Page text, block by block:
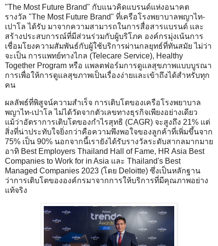
"The Most Future Brand" กับแนวคิดแบรนด์แห่งอนาคต
รางวัล "The Most Future Brand" ที่เครือโรงพยาบาลพญาไท-
เปาโล ได้รับ มาจากความสามารถในการสื่อสารแบรนด์ และ
สร้างประสบการณ์ที่มีส่วนร่วมกับผู้บริโภค องค์กรมุ่งเน้นการ
เชื่อมโยงความสัมพันธ์กับผู้ใช้บริการผ่านกลยุทธ์ที่ทันสมัย ไม่ว่า
จะเป็น การแพทย์ทางไกล (Telecare Service), Healthy
Together Program หรือ แพลตฟอร์มการดูแลสุขภาพแบบบูรณา
การเพื่อให้การดูแลสุขภาพเป็นเรื่องง่ายและเข้าถึงได้สำหรับทุก
คน
ผลลัพธ์ที่พิสูจน์ความสำเร็จ การเติบโตของเครือโรงพยาบาล
พญาไท-เปาโล ไม่ได้วัดจากตัวเลขทางธุรกิจเพียงอย่างเดียว
แม้ว่าอัตราการเติบโตของกำไรสุทธิ (CAGR) จะสูงถึง 21% แต่
สิ่งที่น่าประทับใจยิ่งกว่าคือความพึงพอใจของลูกค้าที่เพิ่มขึ้นจาก
75% เป็น 90% นอกจากนี้เรายังได้รับรางวัลระดับสากลมากมาย
อาทิ Best Employers Thailand Hall of Fame, HR Asia Best
Companies to Work for in Asia และ Thailand's Best
Managed Companies 2023 (โดย Deloitte) ซึ่งเป็นหลักฐาน
ว่าการเติบโตขององค์กรมาจากการให้บริการที่มีคุณภาพอย่าง
แท้จริง